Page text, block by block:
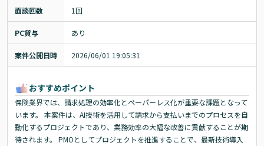
面談回数 1回
PC貸与 あり
案件公開日時 2026/06/01 19:05:31
おすすめポイント
保険業界では、請求処理の効率化とペーパーレス化が重要な課題となって
います。 本案件は、AI技術を活用して請求から支払いまでのプロセスを自
動化するプロジェクトであり、業務効率の大幅な改善に貢献することが期
待されます。 PMOとしてプロジェクトを推進することで、最新技術導入